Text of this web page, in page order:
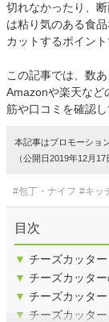
切れなかったり、
は粘り気のある食
カットするポイント
この記事では、数
Amazonや楽天など
筋や口コミを確認し
本記事はプロモーショ
（公開日2019年12月17
#包丁・ナイフ #キッ
目次
▼ チーズカッター
▼ チーズカッタ
▼ チーズカッタ
▼ チーズカッタ